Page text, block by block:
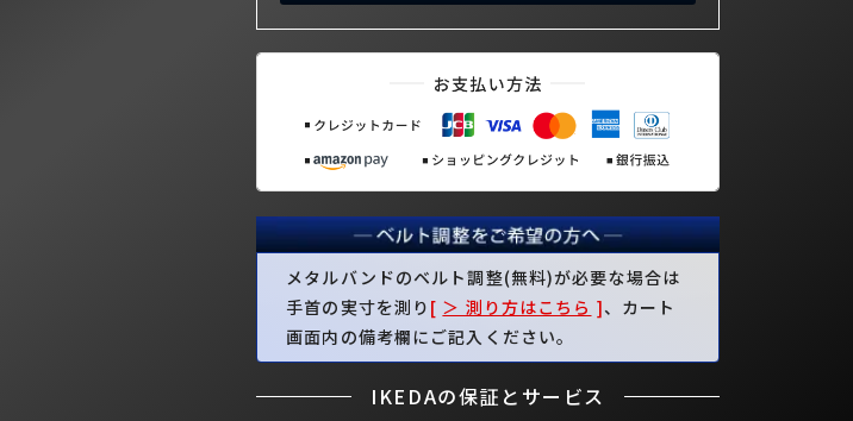
メタルバンドのベルト調整(無料)が必要な場合は
手首の実寸を測り [ ＞ 測り方はこちら ]、カート
画面内の備考欄にご記入ください。
IKEDAの保証とサービス